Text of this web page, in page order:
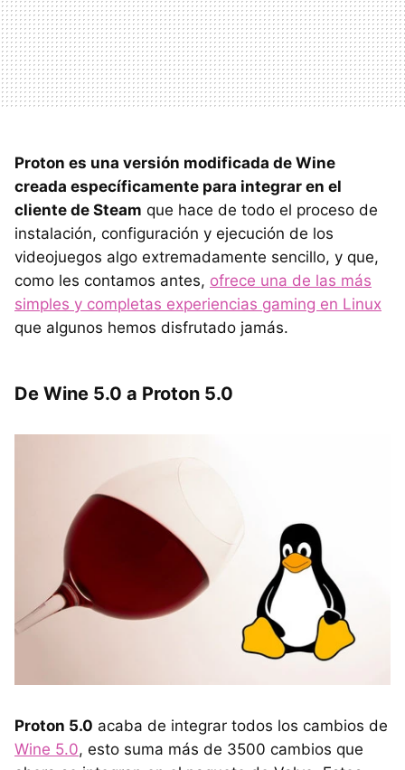
Proton es una versión modificada de Wine
creada específicamente para integrar en el
cliente de Steam que hace de todo el proceso de
instalación, configuración y ejecución de los
videojuegos algo extremadamente sencillo, y que,
como les contamos antes, ofrece una de las más
simples y completas experiencias gaming en Linux
que algunos hemos disfrutado jamás.
De Wine 5.0 a Proton 5.0
Proton 5.0 acaba de integrar todos los cambios de
Wine 5.0, esto suma más de 3500 cambios que